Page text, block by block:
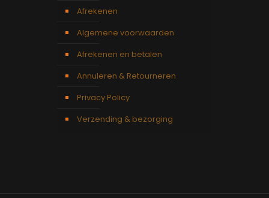
Afrekenen
Algemene voorwaarden
Afrekenen en betalen
Annuleren & Retourneren
Privacy Policy
Verzending & bezorging